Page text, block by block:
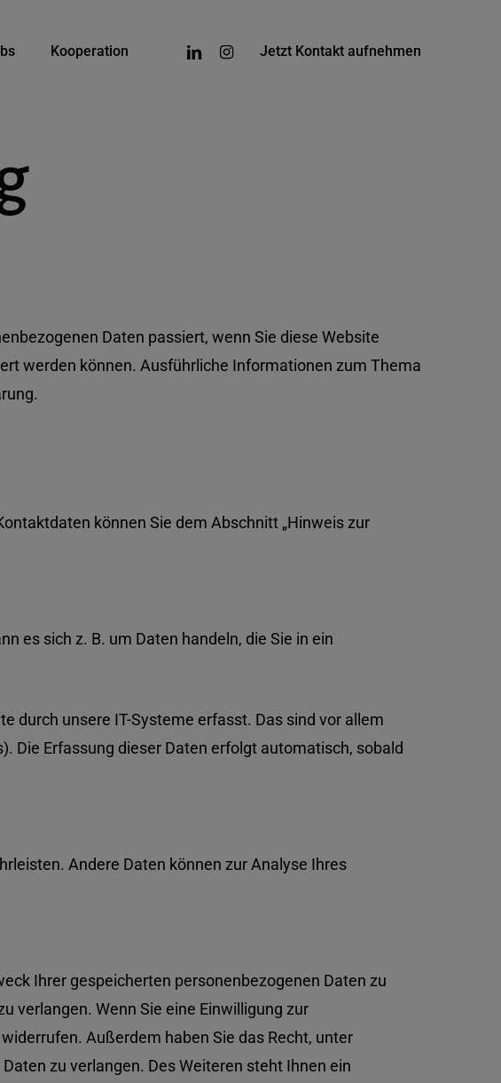
Kooperation Jetzt Kontakt aufnehmen
linkedininstagram
Daten passiert, wenn Sie diese Website
werden können. Ausführliche Informationen zum Thema
können Sie dem Abschnitt „Hinweis zur
es sich z. B. um Daten handeln, die Sie in ein
durch unsere IT-Systeme erfasst. Das sind vor allem
Die Erfassung dieser Daten erfolgt automatisch, sobald
Andere Daten können zur Analyse Ihres
Ihrer gespeicherten personenbezogenen Daten zu
verlangen. Wenn Sie eine Einwilligung zur
Außerdem haben Sie das Recht, unter
zu verlangen. Des Weiteren steht Ihnen ein